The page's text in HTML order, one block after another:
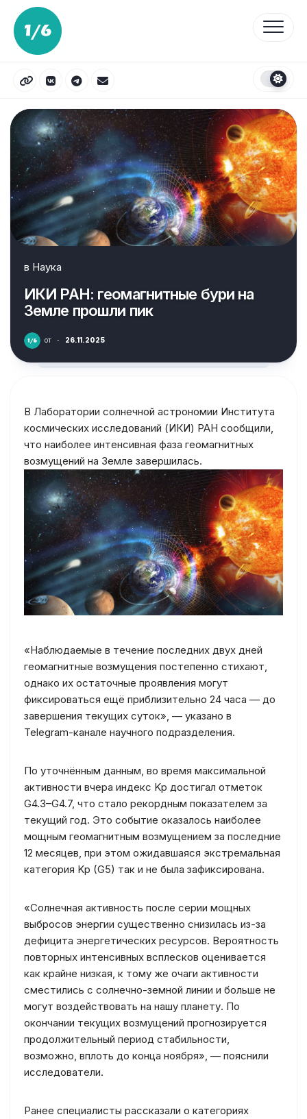
Перейти
содержанию
в Наука
ИКИ РАН: геомагнитные бури на
Земле прошли пик
от · 26.11.2025
В Лаборатории солнечной астрономии Института
космических исследований (ИКИ) РАН сообщили,
что наиболее интенсивная фаза геомагнитных
возмущений на Земле завершилась.
«Наблюдаемые в течение последних двух дней
геомагнитные возмущения постепенно стихают,
однако их остаточные проявления могут
фиксироваться ещё приблизительно 24 часа — до
завершения текущих суток», — указано в
Telegram-канале научного подразделения.
По уточнённым данным, во время максимальной
активности вчера индекс Kp достигал отметок
G4.3–G4.7, что стало рекордным показателем за
текущий год. Это событие оказалось наиболее
мощным геомагнитным возмущением за последние
12 месяцев, при этом ожидавшаяся экстремальная
категория Kp (G5) так и не была зафиксирована.
«Солнечная активность после серии мощных
выбросов энергии существенно снизилась из-за
дефицита энергетических ресурсов. Вероятность
повторных интенсивных всплесков оценивается
как крайне низкая, к тому же очаги активности
сместились с солнечно-земной линии и больше не
могут воздействовать на нашу планету. По
окончании текущих возмущений прогнозируется
продолжительный период стабильности,
возможно, вплоть до конца ноября», — пояснили
исследователи.
Ранее специалисты рассказали о категориях